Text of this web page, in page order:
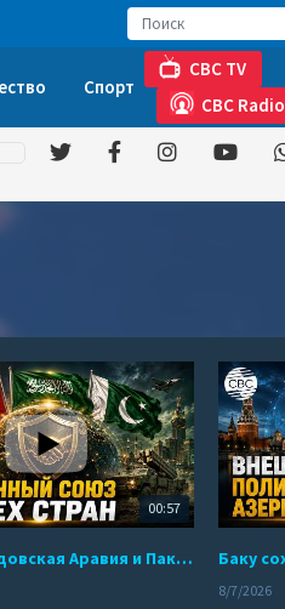
Спорт
CBC TV
CBC Radio
00:57
Турция, Саудовская Аравия и Пакистан подписали соглашение о совместной обороне
8/7/2026